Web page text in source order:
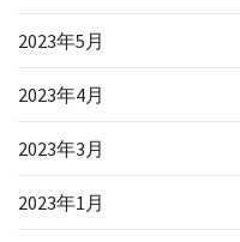
2023年5月
2023年4月
2023年3月
2023年1月